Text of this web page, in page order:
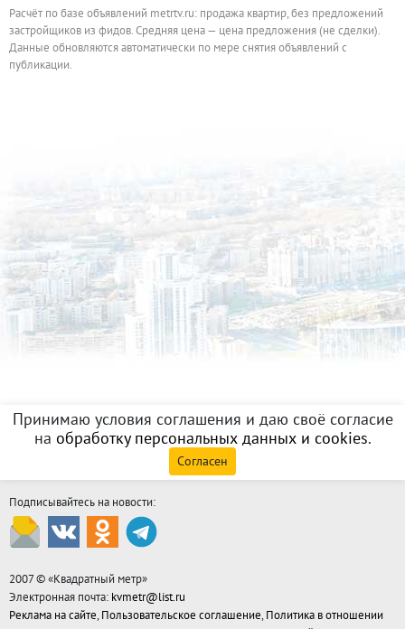
Расчёт по базе объявлений metrtv.ru: продажа квартир, без предложений
застройщиков из фидов. Средняя цена — цена предложения (не сделки).
Данные обновляются автоматически по мере снятия объявлений с
публикации.
Принимаю условия соглашения и даю своё согласие
на обработку персональных данных и cookies.
Согласен
Подписывайтесь на новости:
2007 © «Квадратный метр»
Электронная почта: kvmetr@list.ru
Реклама на сайте, Пользовательское соглашение, Политика в отношении